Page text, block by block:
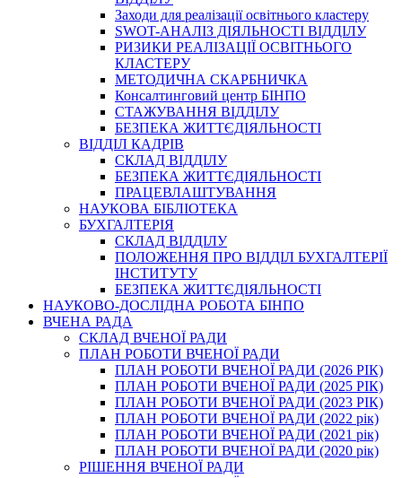
Заходи для реалізації освітнього кластеру
SWOT-АНАЛІЗ ДІЯЛЬНОСТІ ВІДДІЛУ
РИЗИКИ РЕАЛІЗАЦІЇ ОСВІТНЬОГО
КЛАСТЕРУ
МЕТОДИЧНА СКАРБНИЧКА
Консалтинговий центр БІНПО
СТАЖУВАННЯ ВІДДІЛУ
БЕЗПЕКА ЖИТТЄДІЯЛЬНОСТІ
ВІДДІЛ КАДРІВ
СКЛАД ВІДДІЛУ
БЕЗПЕКА ЖИТТЄДІЯЛЬНОСТІ
ПРАЦЕВЛАШТУВАННЯ
НАУКОВА БІБЛІОТЕКА
БУХГАЛТЕРІЯ
СКЛАД ВІДДІЛУ
ПОЛОЖЕННЯ ПРО ВІДДІЛ БУХГАЛТЕРІЇ
ІНСТИТУТУ
БЕЗПЕКА ЖИТТЄДІЯЛЬНОСТІ
НАУКОВО-ДОСЛІДНА РОБОТА БІНПО
ВЧЕНА РАДА
СКЛАД ВЧЕНОЇ РАДИ
ПЛАН РОБОТИ ВЧЕНОЇ РАДИ
ПЛАН РОБОТИ ВЧЕНОЇ РАДИ (2026 РІК)
ПЛАН РОБОТИ ВЧЕНОЇ РАДИ (2025 РІК)
ПЛАН РОБОТИ ВЧЕНОЇ РАДИ (2023 РІК)
ПЛАН РОБОТИ ВЧЕНОЇ РАДИ (2022 рік)
ПЛАН РОБОТИ ВЧЕНОЇ РАДИ (2021 рік)
ПЛАН РОБОТИ ВЧЕНОЇ РАДИ (2020 рік)
РІШЕННЯ ВЧЕНОЇ РАДИ